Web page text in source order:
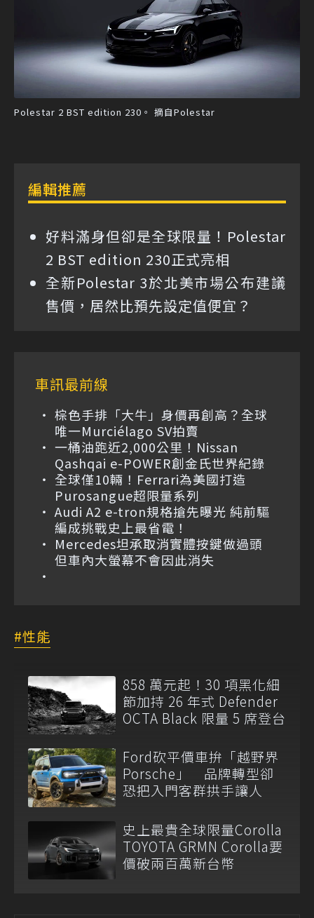
Polestar 2 BST edition 230。 摘自Polestar
編輯推薦
好料滿身但卻是全球限量！Polestar
2 BST edition 230正式亮相
全新Polestar 3於北美市場公布建議
售價，居然比預先設定值便宜？
車訊最前線
棕色手排「大牛」身價再創高？全球
唯一Murciélago SV拍賣
一桶油跑近2,000公里！Nissan
Qashqai e-POWER創金氏世界紀錄
全球僅10輛！Ferrari為美國打造
Purosangue超限量系列
Audi A2 e-tron規格搶先曝光 純前驅
編成挑戰史上最省電！
Mercedes坦承取消實體按鍵做過頭
但車內大螢幕不會因此消失
性能
858 萬元起！30 項黑化細
節加持 26 年式 Defender
OCTA Black 限量 5 席登台
Ford砍平價車拚「越野界
Porsche」 品牌轉型卻
恐把入門客群拱手讓人
史上最貴全球限量Corolla
TOYOTA GRMN Corolla要
價破兩百萬新台幣